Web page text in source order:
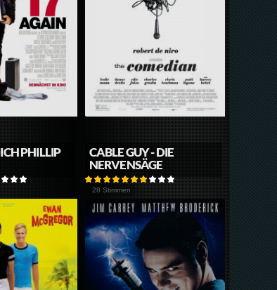
PHILLIP
CABLE GUY - DIE
NERVENSÄGE
28 Stimmen